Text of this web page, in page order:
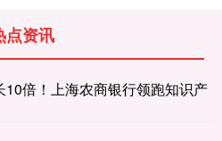
点资讯
倍！上海农商银行领跑知识产